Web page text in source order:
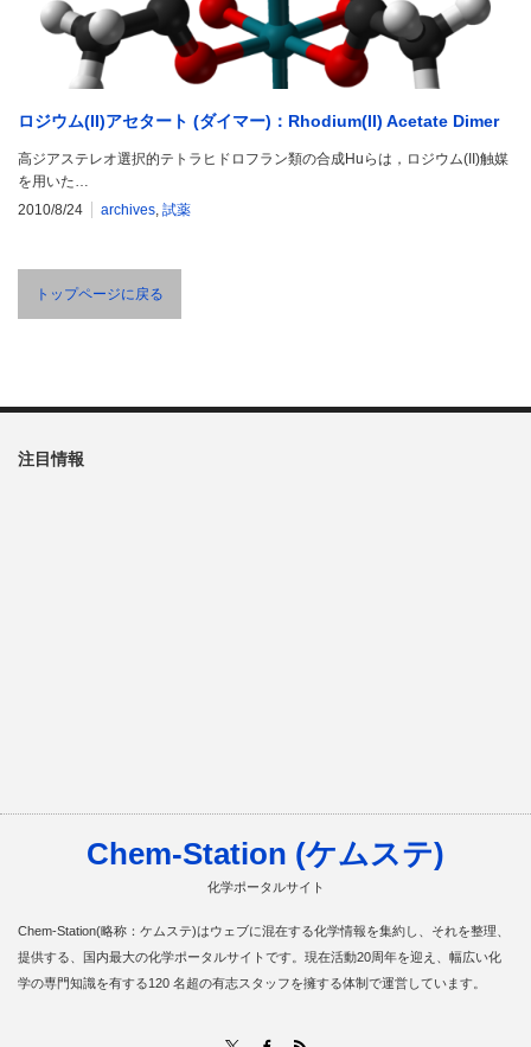
ロジウム(II)アセタート (ダイマー)：Rhodium(II) Acetate Dimer
高ジアステレオ選択的テトラヒドロフラン類の合成Huらは，ロジウム(II)触媒
を用いた…
2010/8/24
archives, 試薬
トップページに戻る
注目情報
Chem-Station (ケムステ)
化学ポータルサイト
Chem-Station(略称：ケムステ)はウェブに混在する化学情報を集約し、それを整理、
提供する、国内最大の化学ポータルサイトです。現在活動20周年を迎え、幅広い化
学の専門知識を有する120 名超の有志スタッフを擁する体制で運営しています。
Facebook